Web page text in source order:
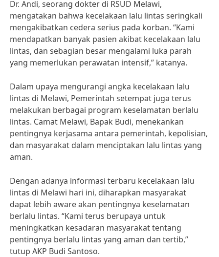
Dr. Andi, seorang dokter di RSUD Melawi,
mengatakan bahwa kecelakaan lalu lintas seringkali
mengakibatkan cedera serius pada korban. “Kami
mendapatkan banyak pasien akibat kecelakaan lalu
lintas, dan sebagian besar mengalami luka parah
yang memerlukan perawatan intensif,” katanya.
Dalam upaya mengurangi angka kecelakaan lalu
lintas di Melawi, Pemerintah setempat juga terus
melakukan berbagai program keselamatan berlalu
lintas. Camat Melawi, Bapak Budi, menekankan
pentingnya kerjasama antara pemerintah, kepolisian,
dan masyarakat dalam menciptakan lalu lintas yang
aman.
Dengan adanya informasi terbaru kecelakaan lalu
lintas di Melawi hari ini, diharapkan masyarakat
dapat lebih aware akan pentingnya keselamatan
berlalu lintas. “Kami terus berupaya untuk
meningkatkan kesadaran masyarakat tentang
pentingnya berlalu lintas yang aman dan tertib,”
tutup AKP Budi Santoso.